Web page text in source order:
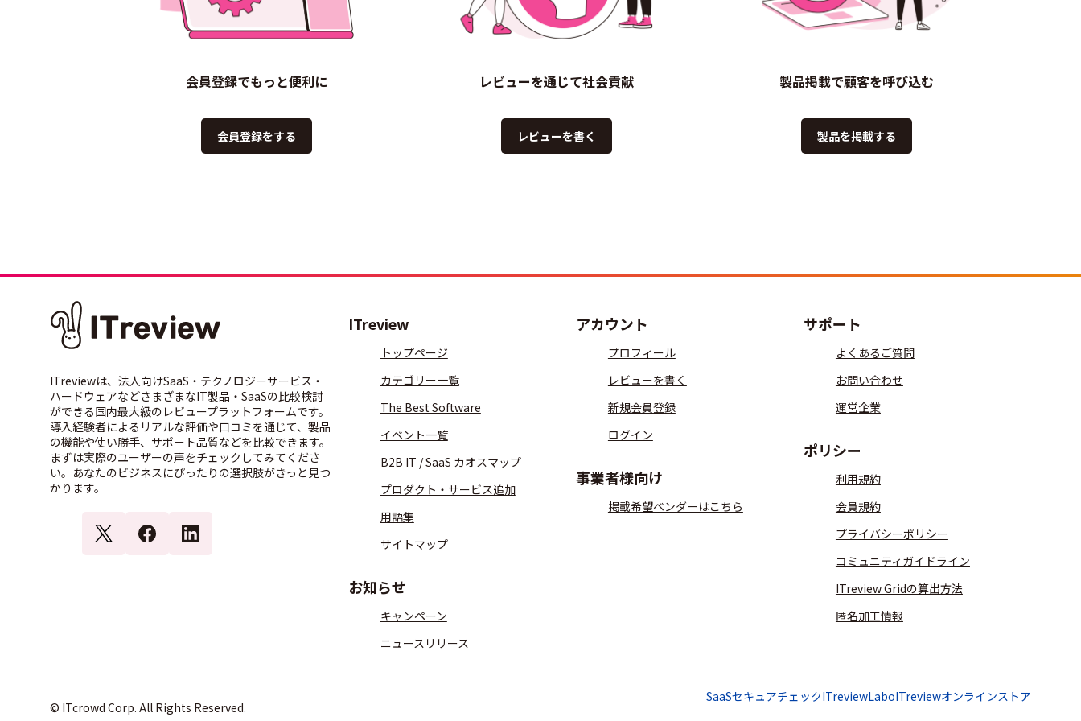
会員登録でもっと便利に
会員登録をする
レビューを通じて社会貢献
レビューを書く
製品掲載で顧客を呼び込む
製品を掲載する
ITreviewは、法人向けSaaS・テクノロジーサービス・
ハードウェアなどさまざまなIT製品・SaaSの比較検討
ができる国内最大級のレビュープラットフォームです。
導入経験者によるリアルな評価や口コミを通じて、製品
の機能や使い勝手、サポート品質などを比較できます。
まずは実際のユーザーの声をチェックしてみてくださ
い。あなたのビジネスにぴったりの選択肢がきっと見つ
かります。
ITreview
トップページ
カテゴリー一覧
The Best Software
イベント一覧
B2B IT / SaaS カオスマップ
プロダクト・サービス追加
用語集
サイトマップ
お知らせ
キャンペーン
ニュースリリース
アカウント
プロフィール
レビューを書く
新規会員登録
ログイン
事業者様向け
掲載希望ベンダーはこちら
サポート
よくあるご質問
お問い合わせ
運営企業
ポリシー
利用規約
会員規約
プライバシーポリシー
コミュニティガイドライン
ITreview Gridの算出方法
匿名加工情報
© ITcrowd Corp. All Rights Reserved.
SaaSセキュアチェックITreviewLaboITreviewオンラインストア